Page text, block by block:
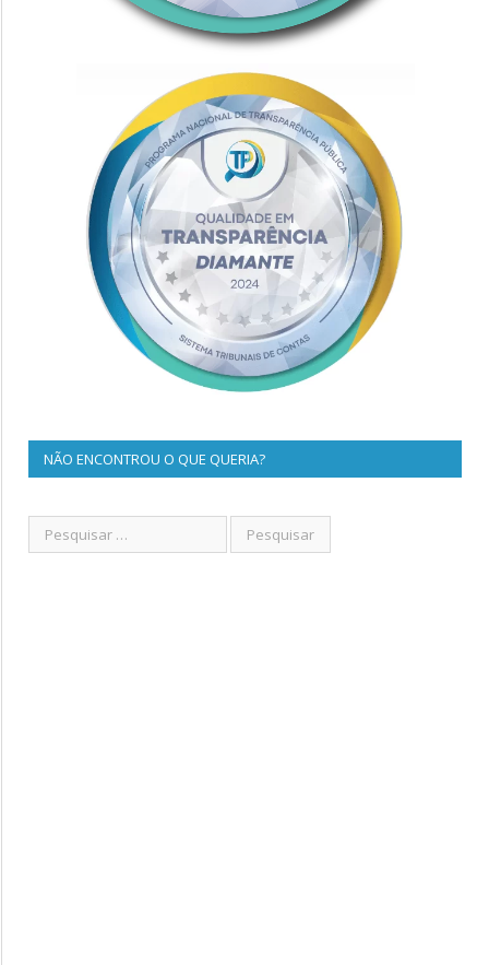
NÃO ENCONTROU O QUE QUERIA?